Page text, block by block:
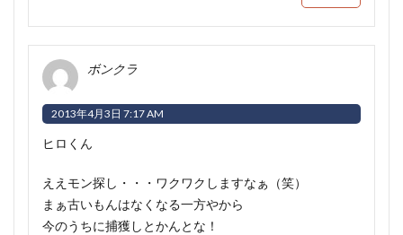
ボンクラ
2013年4月3日 7:17 AM
ヒロくん
ええモン探し・・・ワクワクしますなぁ（笑）
まぁ古いもんはなくなる一方やから
今のうちに捕獲しとかんとな！